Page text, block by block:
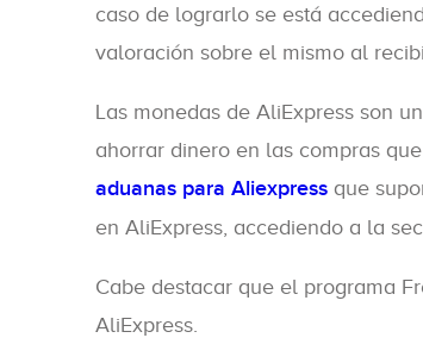
caso de lograrlo se está
valoración sobre el mismo al
Las monedas de AliExpress son
ahorrar dinero en las compras
aduanas para Aliexpress que
en AliExpress, accediendo a la
Cabe destacar que el programa
AliExpress.